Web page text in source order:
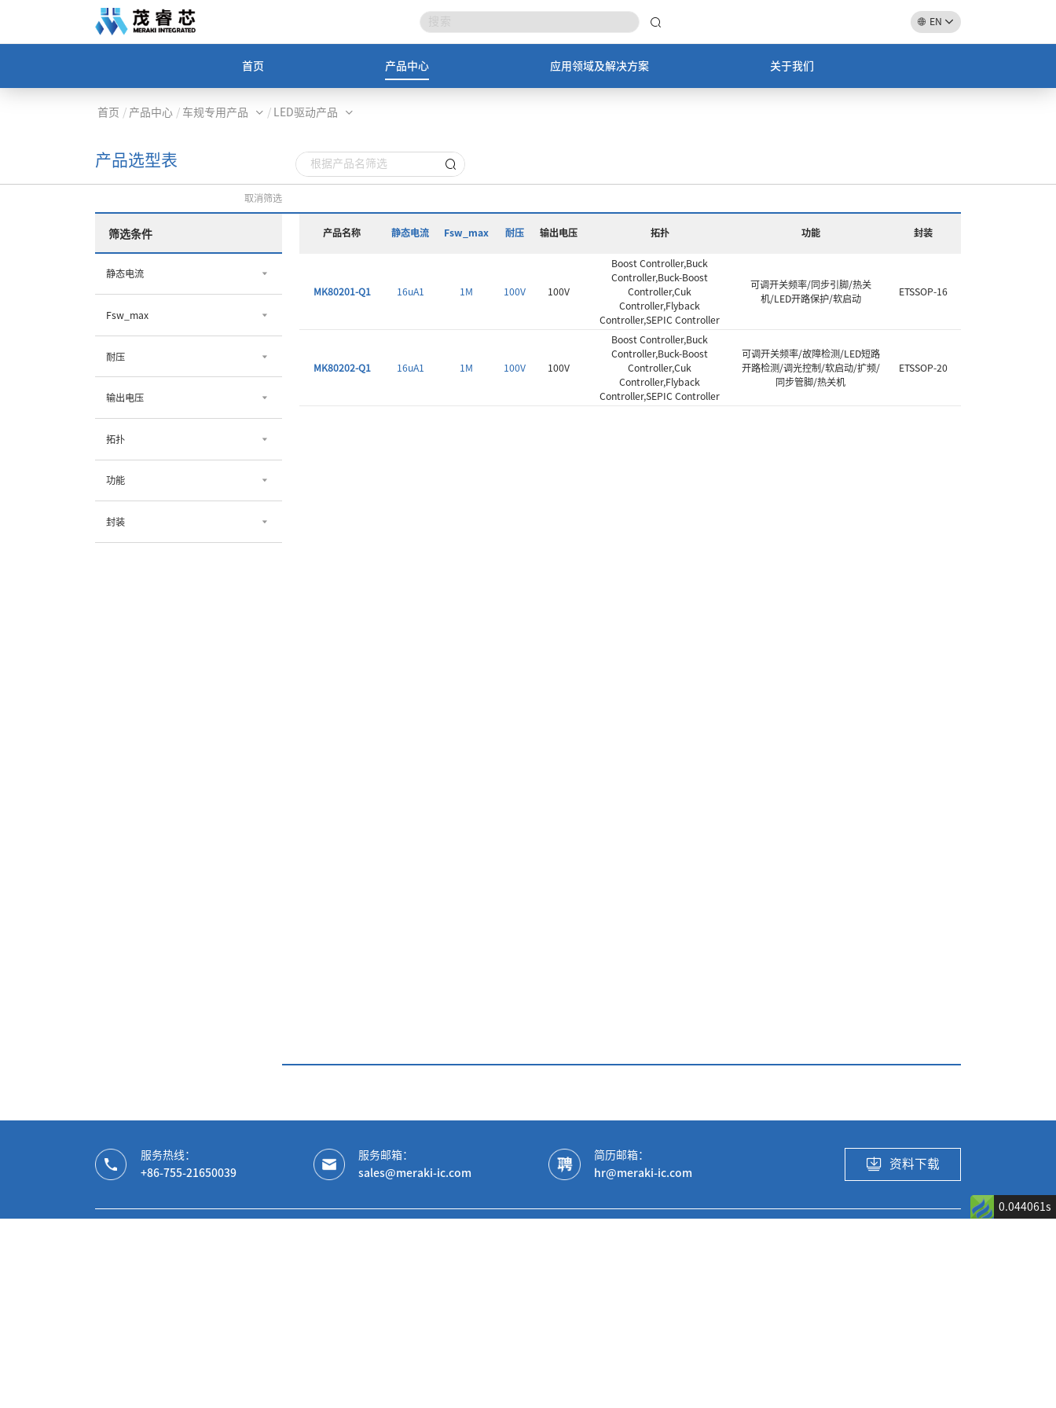
EN
首页 产品中心 应用领域及解决方案 关于我们
首页 / 产品中心 / 车规专用产品 / LED驱动产品
产品选型表
取消筛选
筛选条件
静态电流
Fsw_max
耐压
输出电压
拓扑
功能
封装
产品名称 静态电流 Fsw_max 耐压 输出电压 拓扑 功能 封装
MK80201-Q1 16uA1 1M 100V 100V
Boost Controller,Buck
Controller,Buck-Boost
Controller,Cuk
Controller,Flyback
Controller,SEPIC Controller
可调开关频率/同步引脚/热关
机/LED开路保护/软启动
ETSSOP-16
MK80202-Q1 16uA1 1M 100V 100V
Boost Controller,Buck
Controller,Buck-Boost
Controller,Cuk
Controller,Flyback
Controller,SEPIC Controller
可调开关频率/故障检测/LED短路
开路检测/调光控制/软启动/扩频/
同步管脚/热关机
ETSSOP-20
服务热线：
+86-755-21650039
服务邮箱：
sales@meraki-ic.com
简历邮箱：
hr@meraki-ic.com
资料下载
0.044061s